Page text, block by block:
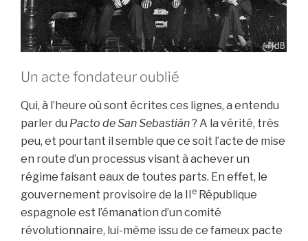
Un acte fondateur oublié
Qui, à l’heure où sont écrites ces lignes, a entendu
parler du Pacto de San Sebastián? A la vérité, très
peu, et pourtant il semble que ce soit l’acte de mise
en route d’un processus visant à achever un
régime faisant eaux de toutes parts. En effet, le
gouvernement provisoire de la II
e République
espagnole est l’émanation d’un comité
révolutionnaire, lui-même issu de ce fameux pacte